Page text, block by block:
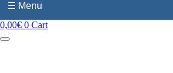
☰ Menu
0,00€ 0 Cart